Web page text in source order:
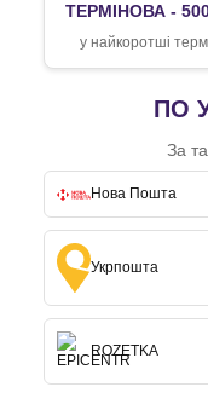
ТЕРМІНОВА -
у найкоротші
ПО
За
Нова Пошта
Укрпошта
ROZETKA